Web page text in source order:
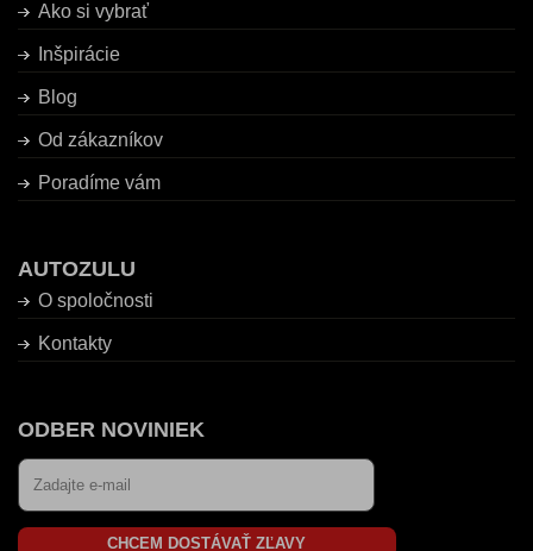
Ako si vybrať
Inšpirácie
Blog
Od zákazníkov
Poradíme vám
AUTOZULU
O spoločnosti
Kontakty
ODBER NOVINIEK
CHCEM DOSTÁVAŤ ZĽAVY